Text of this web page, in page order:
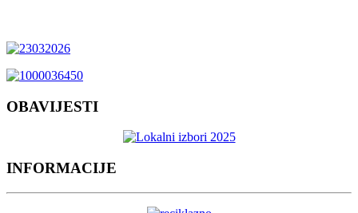
OBAVIJESTI
INFORMACIJE